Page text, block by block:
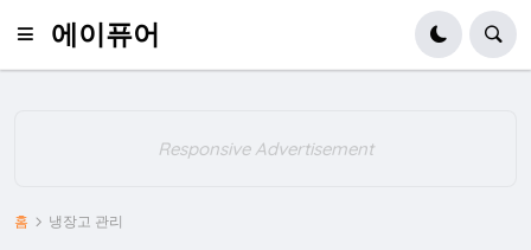
에이퓨어
Responsive Advertisement
홈 냉장고 관리